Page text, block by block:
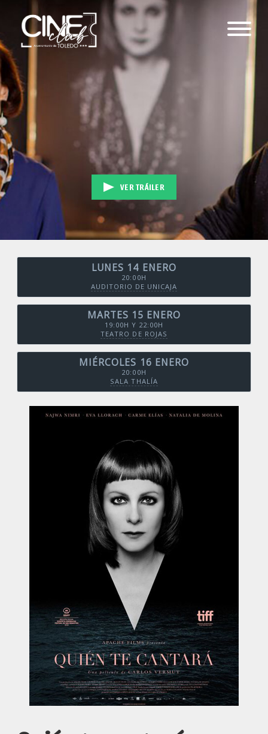
VER TRÁILER
LUNES 14 ENERO
20:00H
AUDITORIO DE UNICAJA
MARTES 15 ENERO
19:00H Y 22:00H
TEATRO DE ROJAS
MIÉRCOLES 16 ENERO
20:00H
SALA THALÍA